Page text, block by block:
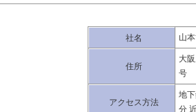
社名 山
住所
大
号
アクセス方法
地
分